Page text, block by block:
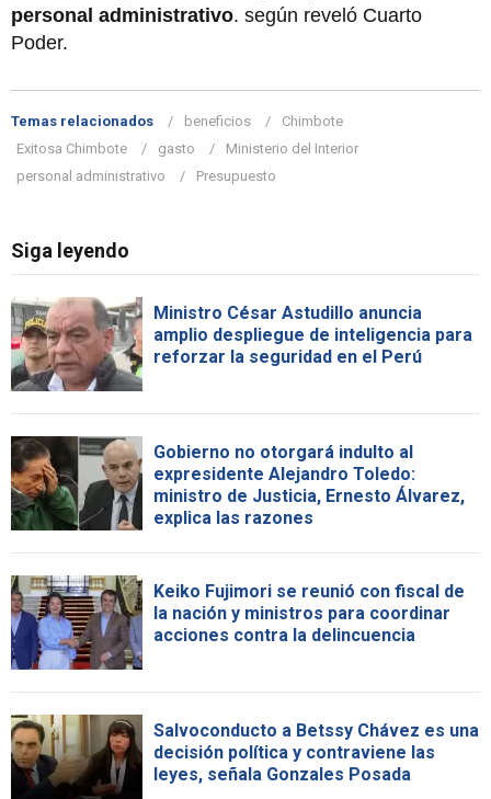
personal administrativo. según reveló Cuarto
Poder.
Temas relacionados beneficios
Chimbote
Exitosa Chimbote
gasto
Ministerio del Interior
personal administrativo
Presupuesto
Siga leyendo
Ministro César Astudillo anuncia
amplio despliegue de inteligencia para
reforzar la seguridad en el Perú
Gobierno no otorgará indulto al
expresidente Alejandro Toledo:
ministro de Justicia, Ernesto Álvarez,
explica las razones
Keiko Fujimori se reunió con fiscal de
la nación y ministros para coordinar
acciones contra la delincuencia
Salvoconducto a Betssy Chávez es una
decisión política y contraviene las
leyes, señala Gonzales Posada